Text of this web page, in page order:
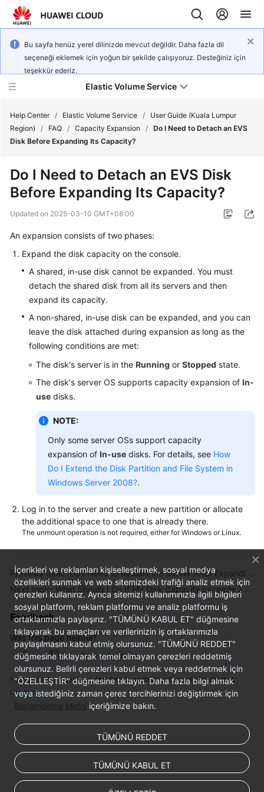
Bu sayfa henüz yerel dilinizde mevcut değildir. Daha fazla dil
seçeneği eklemek için yoğun bir şekilde çalışıyoruz. Desteğiniz için
teşekkür ederiz.
Elastic Volume Service
Service
Getting
User
Guide
Best
Reference
SDK
Glossary
More
Documents
General
Reference
Glossary
Shared
Responsibilities
Service
Level
Agreement
White
Help Center / Elastic Volume Service /
User Guide (Kuala Lumpur
Region)
/ FAQ / Capacity Expansion / Do I Need to Detach an EVS
Disk Before Expanding Its Capacity?
Do I Need to Detach an EVS Disk
Before Expanding Its Capacity?
Updated on 2025-03-10 GMT+08:00
An expansion consists of two phases:
Expand the disk capacity on the console.
A shared, in-use disk cannot be expanded. You must
detach the shared disk from all its servers and then
expand its capacity.
A non-shared, in-use disk can be expanded, and you can
leave the disk attached during expansion as long as the
following conditions are met:
The disk's server is in the Running or Stopped state.
The disk's server OS supports capacity expansion of In-
use disks.
NOTE:
Only some server OSs support capacity
expansion of In-use disks. For details, see How
Do I Extend the Disk Partition and File System in
Windows Server 2008?.
Log in to the server and create a new partition or allocate
the additional space to one that is already there.
The unmount operation is not required, either for Windows or Linux.
Feedback
Was this page helpful?
Provide feedback
For any further questions, feel free to contact us through the chatbot.
Chatbot
İçerikleri ve reklamları kişiselleştirmek, sosyal medya
özellikleri sunmak ve web sitemizdeki trafiği analiz etmek için
çerezleri kullanırız. Ayrıca sitemizi kullanımınızla ilgili bilgileri
sosyal platform, reklam platformu ve analiz platformu iş
ortaklarımızla paylaşırız. "TÜMÜNÜ KABUL ET" düğmesine
tıklayarak bu amaçları ve verilerinizin iş ortaklarımızla
paylaşılmasını kabul etmiş olursunuz. "TÜMÜNÜ REDDET"
düğmesine tıklayarak temel olmayan çerezleri reddetmiş
olursunuz. Belirli çerezleri kabul etmek veya reddetmek için
"ÖZELLEŞTİR" düğmesine tıklayın. Daha fazla bilgi almak
veya istediğiniz zaman çerez tercihlerinizi değiştirmek için
Bilgilendirme Metni içeriğimize bakın.
TÜMÜNÜ REDDET
TÜMÜNÜ KABUL ET